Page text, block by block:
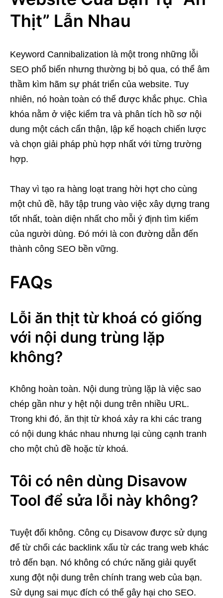
Thịt” Lẫn Nhau
Keyword Cannibalization là một trong những lỗi
SEO phổ biến nhưng thường bị bỏ qua, có thể âm
thầm kìm hãm sự phát triển của website. Tuy
nhiên, nó hoàn toàn có thể được khắc phục. Chìa
khóa nằm ở việc kiểm tra và phân tích hồ sơ nội
dung một cách cẩn thận, lập kế hoạch chiến lược
và chọn giải pháp phù hợp nhất với từng trường
hợp.
Thay vì tạo ra hàng loạt trang hời hợt cho cùng
một chủ đề, hãy tập trung vào việc xây dựng trang
tốt nhất, toàn diện nhất cho mỗi ý định tìm kiếm
của người dùng. Đó mới là con đường dẫn đến
thành công SEO bền vững.
FAQs
Lỗi ăn thịt từ khoá có giống
với nội dung trùng lặp
không?
Không hoàn toàn. Nội dung trùng lặp là việc sao
chép gần như y hệt nội dung trên nhiều URL.
Trong khi đó, ăn thịt từ khoá xảy ra khi các trang
có nội dung khác nhau nhưng lại cùng cạnh tranh
cho một chủ đề hoặc từ khoá.
Tôi có nên dùng Disavow
Tool để sửa lỗi này không?
Tuyệt đối không. Công cụ Disavow được sử dụng
để từ chối các backlink xấu từ các trang web khác
trỏ đến bạn. Nó không có chức năng giải quyết
xung đột nội dung trên chính trang web của bạn.
Sử dụng sai mục đích có thể gây hại cho SEO.